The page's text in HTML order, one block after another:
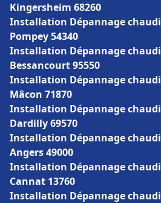
Kingersheim 68260
Installation Dépannage
Pompey 54340
Installation Dépannage
Bessancourt 95550
Installation Dépannage
Mâcon 71870
Installation Dépannage
Dardilly 69570
Installation Dépannage
Angers 49000
Installation Dépannage
Cannat 13760
Installation Dépannage